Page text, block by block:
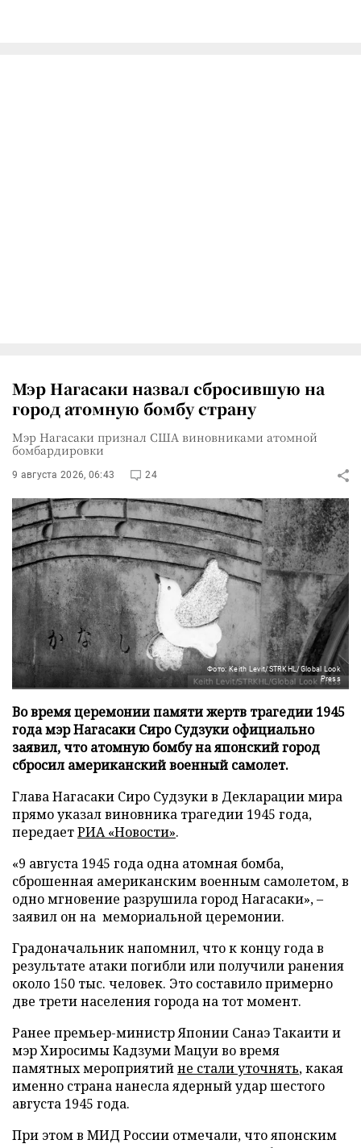
Мэр Нагасаки назвал сбросившую на
город атомную бомбу страну
Мэр Нагасаки признал США виновниками атомной
бомбардировки
9 августа 2026, 06:43 24
Фото: Keith Levit/STRKHL/Global Look
Press
Во время церемонии памяти жертв трагедии 1945
года мэр Нагасаки Сиро Судзуки официально
заявил, что атомную бомбу на японский город
сбросил американский военный самолет.
Глава Нагасаки Сиро Судзуки в Декларации мира
прямо указал виновника трагедии 1945 года,
передаетРИА «Новости».
«9 августа 1945 года одна атомная бомба,
сброшенная американским военным самолетом, в
одно мгновение разрушила город Нагасаки», –
заявил он на мемориальной церемонии.
Градоначальник напомнил, что к концу года в
результате атаки погибли или получили ранения
около 150 тыс. человек. Это составило примерно
две трети населения города на тот момент.
Ранее премьер-министр Японии Санаэ Такаити и
мэр Хиросимы Кадзуми Мацуи во время
памятных мероприятийне стали уточнять, какая
именно страна нанесла ядерный удар шестого
августа 1945 года.
При этом в МИД России отмечали, что японским